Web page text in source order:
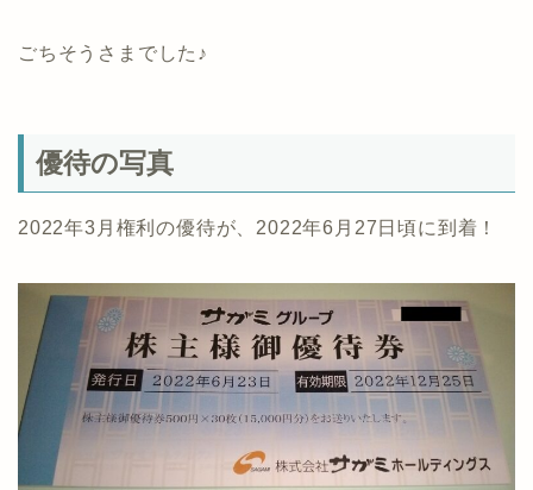
ごちそうさまでした♪
優待の写真
2022年3月権利の優待が、2022年6月27日頃に到着！